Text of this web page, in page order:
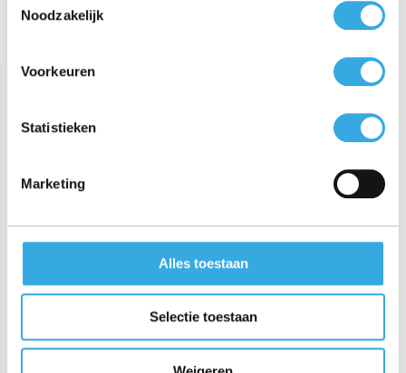
Noodzakelijk
Voorkeuren
Statistieken
Marketing
Alles toestaan
Selectie toestaan
AC adapter van KPN tv-